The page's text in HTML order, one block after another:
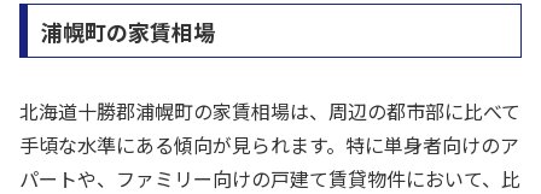
浦幌町の家賃相場
北海道十勝郡浦幌町の家賃相場は、周辺の都市部に比べて
手頃な水準にある傾向が見られます。特に単身者向けのア
パートや、ファミリー向けの戸建て賃貸物件において、比